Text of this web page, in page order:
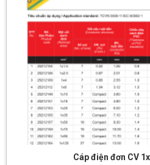
Cáp điện đơn CV